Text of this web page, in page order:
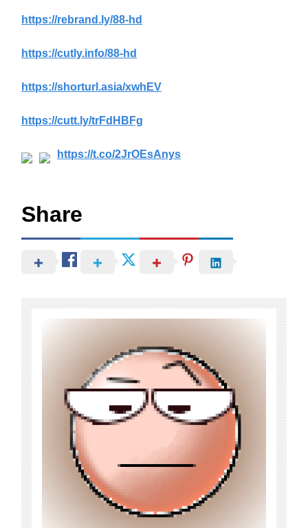
https://rebrand.ly/88-hd
https://cutly.info/88-hd
https://shorturl.asia/xwhEV
https://cutt.ly/trFdHBFg
https://t.co/2JrOEsAnys
Share